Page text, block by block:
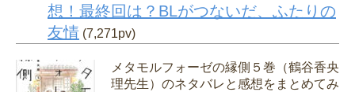
想！最終回は？BLがつないだ、ふたりの
友情 (7,271pv)
メタモルフォーゼの縁側５巻（鶴谷香央
理先生）のネタバレと感想をまとめてみ